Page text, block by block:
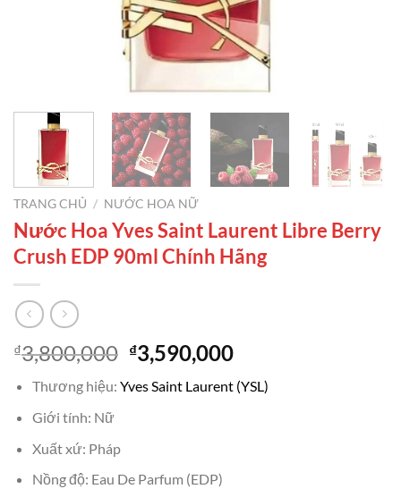
TRANG CHỦ / NƯỚC HOA NỮ
Nước Hoa Yves Saint Laurent Libre Berry
Crush EDP 90ml Chính Hãng
₫3,800,000 Giá
gốc
là:
₫3,590,000Giá
hiện
tại
Thương hiệu: Yves Saint Laurent (YSL)
Giới tính: Nữ
Xuất xứ: Pháp
Nồng độ: Eau De Parfum (EDP)